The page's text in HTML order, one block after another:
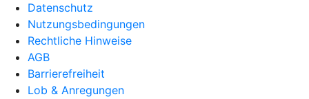
Datenschutz
Nutzungsbedingungen
Rechtliche Hinweise
AGB
Barrierefreiheit
Lob & Anregungen